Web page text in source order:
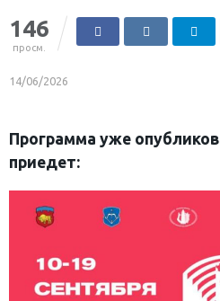
146
просм.
14/06/2026
Программа уже
приедет: